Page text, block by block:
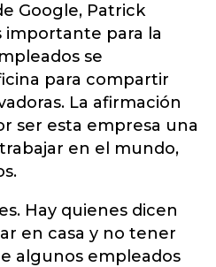
Google, Patrick
importante para la
se
para compartir
La afirmación
ser esta empresa una
en el mundo,
Hay quienes dicen
en casa y no tener
algunos empleados